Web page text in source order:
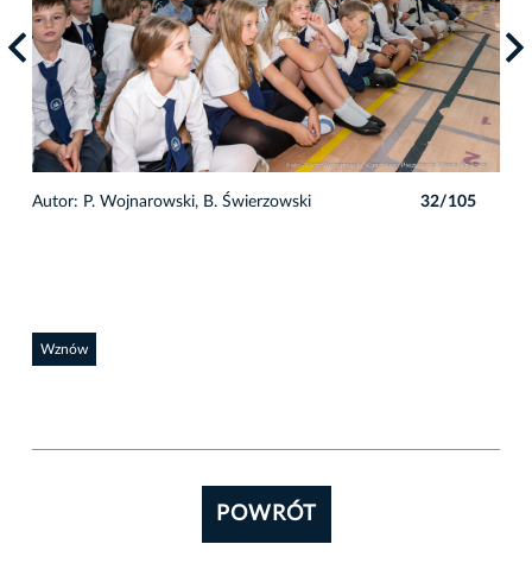
Autor: P. Wojnarowski, B. Świerzowski 32/105
Wznów
POWRÓT